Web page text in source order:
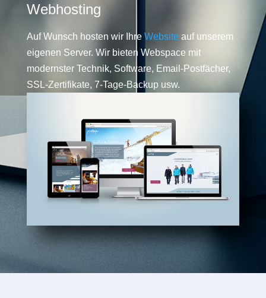
Webhosting
Auf Wunsch hosten wir Ihre Website auf unserem
eigenen Server. Wir bieten Webspace mit
modernster Technik, Software, Email-Postfächer,
SSL-Zertifikate, 7-Tage-Backup usw.